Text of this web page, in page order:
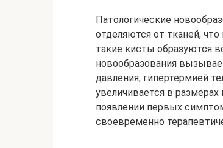
Патологические
отделяются от тканей,
такие кисты образуются
новообразования
давления, гипертермией
увеличивается в
появлении первых
своевременно